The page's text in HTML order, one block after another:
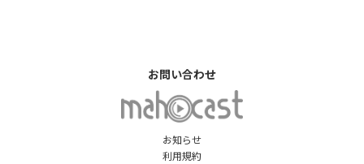
お知らせ
利用規約
お問い合わせ